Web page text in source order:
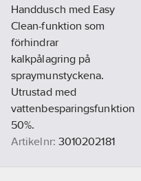
Handdusch med Easy
Clean-funktion som
förhindrar
kalkpålagring på
spraymunstyckena.
Utrustad med
vattenbesparingsfunktion
50%.
Artikelnr: 3010202181
12864.00